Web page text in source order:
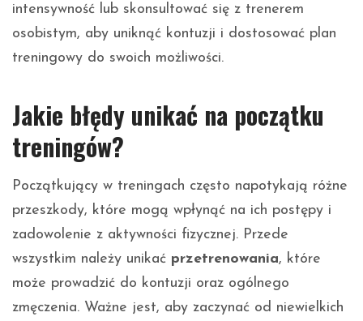
intensywność lub skonsultować się z trenerem
osobistym, aby uniknąć kontuzji i dostosować plan
treningowy do swoich możliwości.
Jakie błędy unikać na początku
treningów?
Początkujący w treningach często napotykają różne
przeszkody, które mogą wpłynąć na ich postępy i
zadowolenie z aktywności fizycznej. Przede
wszystkim należy unikać przetrenowania, które
może prowadzić do kontuzji oraz ogólnego
zmęczenia. Ważne jest, aby zaczynać od niewielkich